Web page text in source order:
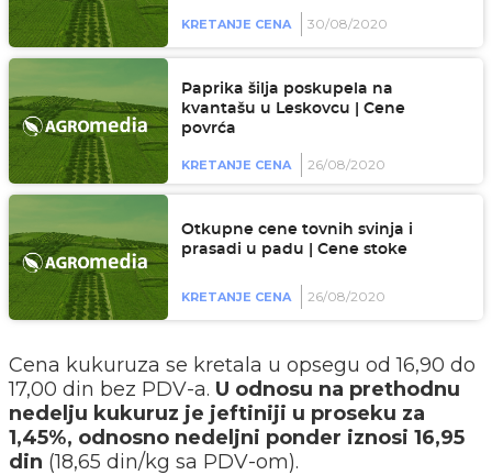
KRETANJE CENA 30/08/2020
Paprika šilja poskupela na
kvantašu u Leskovcu | Cene
povrća
KRETANJE CENA 26/08/2020
Otkupne cene tovnih svinja i
prasadi u padu | Cene stoke
KRETANJE CENA 26/08/2020
Cena kukuruza se kretala u opsegu od 16,90 do
17,00 din bez PDV-a. U odnosu na prethodnu
nedelju kukuruz je jeftiniji u proseku za
1,45%, odnosno nedeljni ponder iznosi 16,95
din (18,65 din/kg sa PDV-om).